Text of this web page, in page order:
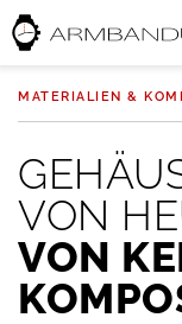
MATERIALIEN &
VON
VON